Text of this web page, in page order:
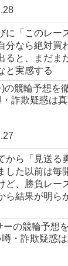
に「このレー
分なら絶対買
ると、まだま
と実感する
の競輪予想を
詐欺疑惑は真
から「見送る
した以前は毎
ど、勝負レー
ら結果が明ら
ーの競輪予想
・詐欺疑惑は